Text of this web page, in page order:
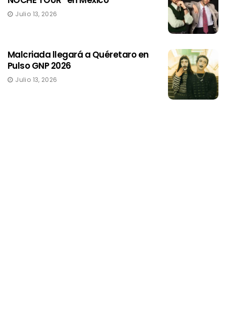
Julio 13, 2026
Malcriada llegará a Quéretaro en
Pulso GNP 2026
Julio 13, 2026